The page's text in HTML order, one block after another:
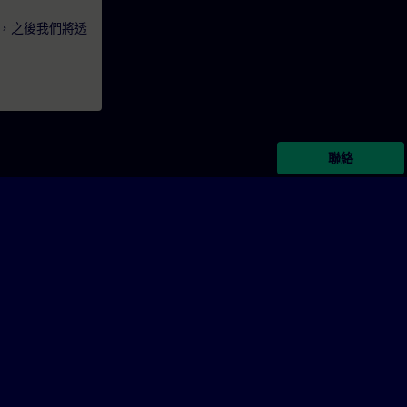
之後我們將透
聯絡